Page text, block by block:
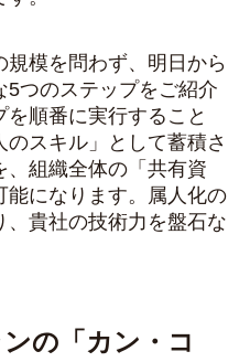
模を問わず、明日から
つのステップをご紹介
を順番に実行すること
スキル」として蓄積さ
、組織全体の「共有資
能になります。属人化の
貴社の技術力を盤石な
の「カン・コ